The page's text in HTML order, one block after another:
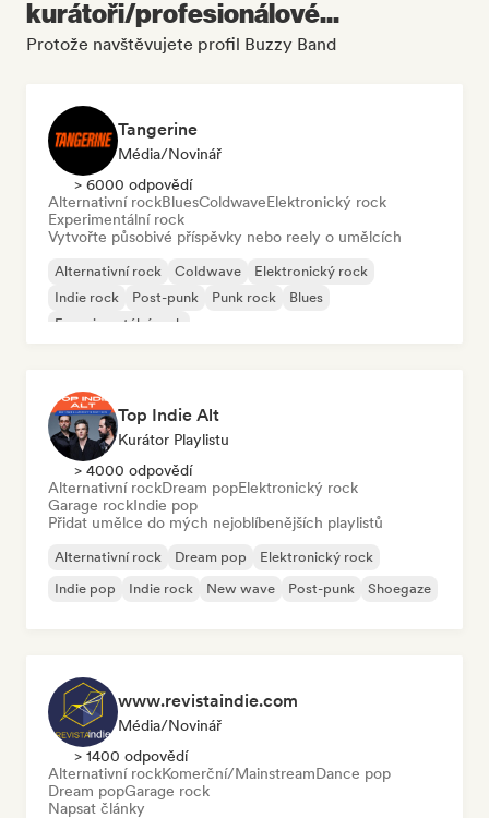
kurátoři/profesionálové...
Protože navštěvujete profil Buzzy Band
Tangerine
Média/novinář
> 6000 odpovědí
Alternativní rockBluesColdwaveElektronický rock
Experimentální rock
Vytvořte působivé příspěvky nebo reely o umělcích
Alternativní rock Coldwave
Elektronický rock
Indie rock
Post-punk Punk rock
Blues
Experimentální rock
Top Indie Alt
Kurátor Playlistu
> 4000 odpovědí
Alternativní rockDream popElektronický rock
Garage rockIndie pop
Přidat umělce do mých nejoblíbenějších playlistů
Alternativní rock Dream pop
Elektronický rock
Indie pop
Indie rock New wave Post-punk Shoegaze
www.revistaindie.com
Média/novinář
> 1400 odpovědí
Alternativní rockKomerční/MainstreamDance pop
Dream popGarage rock
Napsat články